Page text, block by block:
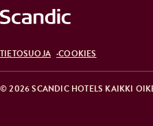
© 2026 SCANDIC HOTELS KAIKKI
TIETOSUOJA COOKIES